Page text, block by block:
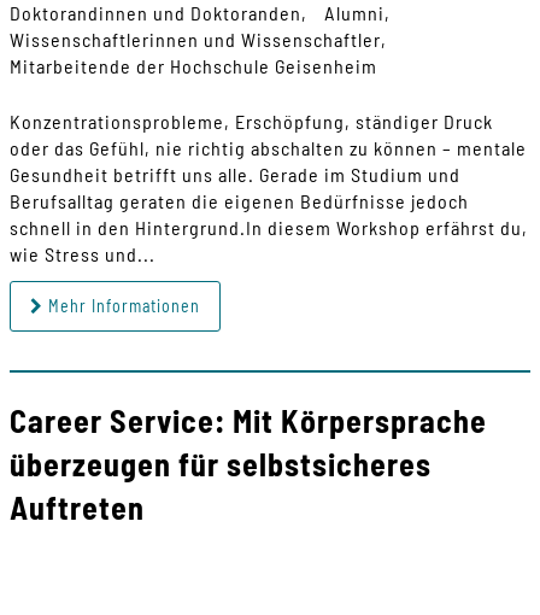
Doktorandinnen und Doktoranden
Alumni
Wissenschaftlerinnen und Wissenschaftler
Mitarbeitende der Hochschule Geisenheim
Konzentrationsprobleme, Erschöpfung, ständiger Druck
oder das Gefühl, nie richtig abschalten zu können – mentale
Gesundheit betrifft uns alle. Gerade im Studium und
Berufsalltag geraten die eigenen Bedürfnisse jedoch
schnell in den Hintergrund.In diesem Workshop erfährst du,
wie Stress und...
Mehr Informationen
Career Service: Mit Körpersprache
überzeugen für selbstsicheres
Auftreten